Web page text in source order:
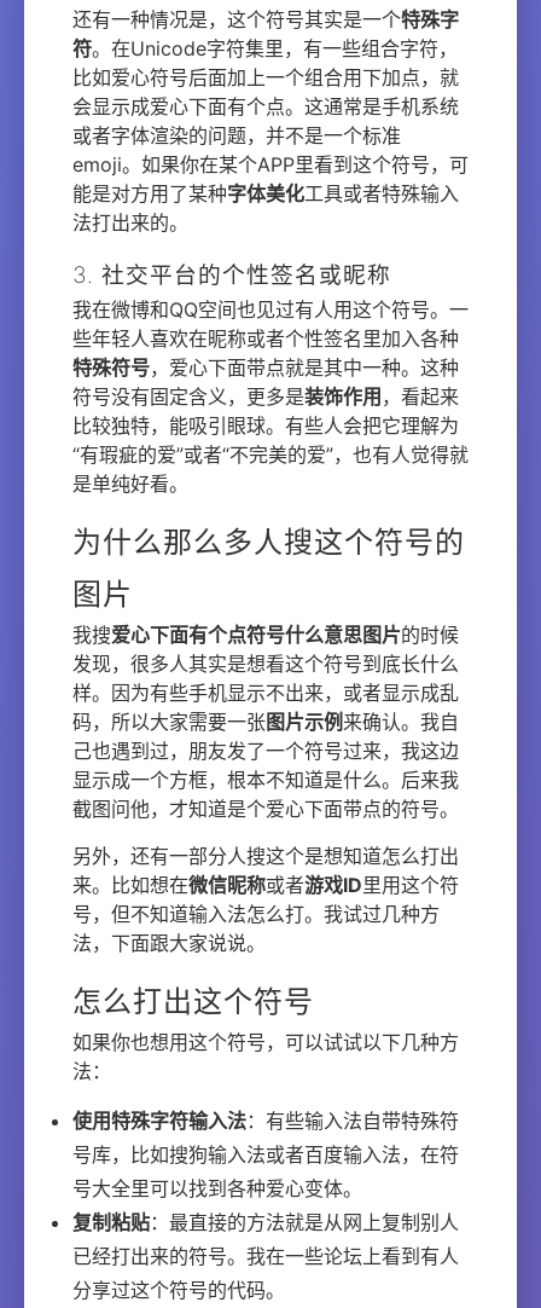
还有一种情况是，这个符号其实是一个特殊字
符。在Unicode字符集里，有一些组合字符，
比如爱心符号后面加上一个组合用下加点，就
会显示成爱心下面有个点。这通常是手机系统
或者字体渲染的问题，并不是一个标准
emoji。如果你在某个APP里看到这个符号，可
能是对方用了某种字体美化工具或者特殊输入
法打出来的。
3. 社交平台的个性签名或昵称
我在微博和QQ空间也见过有人用这个符号。一
些年轻人喜欢在昵称或者个性签名里加入各种
特殊符号，爱心下面带点就是其中一种。这种
符号没有固定含义，更多是装饰作用 ，看起来
比较独特，能吸引眼球。有些人会把它理解为
“有瑕疵的爱”或者“不完美的爱”，也有人觉得就
是单纯好看。
为什么那么多人搜这个符号的
图片
我搜爱心下面有个点符号什么意思图片的时候
发现，很多人其实是想看这个符号到底长什么
样。因为有些手机显示不出来，或者显示成乱
码，所以大家需要一张图片示例 来确认。我自
己也遇到过，朋友发了一个符号过来，我这边
显示成一个方框，根本不知道是什么。后来我
截图问他，才知道是个爱心下面带点的符号。
另外，还有一部分人搜这个是想知道怎么打出
来。比如想在微信昵称或者游戏ID里用这个符
号，但不知道输入法怎么打。我试过几种方
法，下面跟大家说说。
怎么打出这个符号
如果你也想用这个符号，可以试试以下几种方
法：
使用特殊字符输入法：有些输入法自带特殊符
号库，比如搜狗输入法或者百度输入法，在符
号大全里可以找到各种爱心变体。
复制粘贴：最直接的方法就是从网上复制别人
已经打出来的符号。我在一些论坛上看到有人
分享过这个符号的代码。